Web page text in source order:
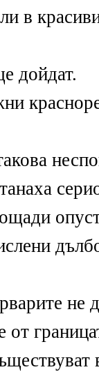
в
дойдат.
не
от